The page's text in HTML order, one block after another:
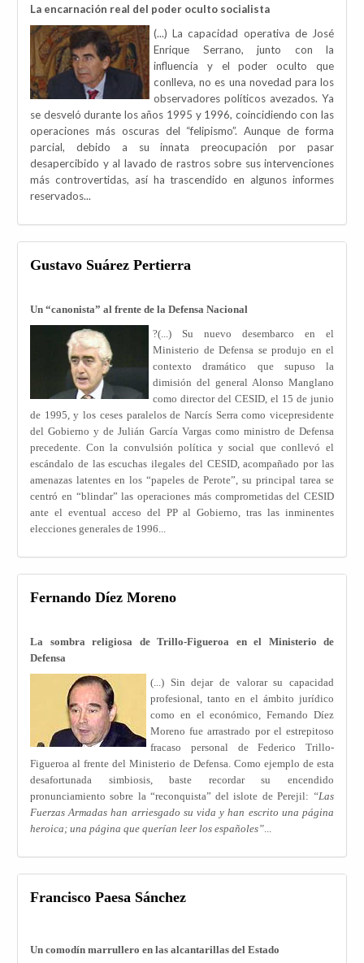
La encarnación real del poder oculto socialista
(...) La capacidad operativa de José
Enrique Serrano, junto con la
influencia y el poder oculto que
conlleva, no es una novedad para los
observadores políticos avezados. Ya
se desveló durante los años 1995 y 1996, coincidiendo con las
operaciones más oscuras del “felipismo”. Aunque de forma
parcial, debido a su innata preocupación por pasar
desapercibido y al lavado de rastros sobre sus intervenciones
más controvertidas, así ha trascendido en algunos informes
reservados...
Gustavo Suárez Pertierra
Un “canonista” al frente de la Defensa Nacional
?(...) Su nuevo desembarco en el
Ministerio de Defensa se produjo en el
contexto dramático que supuso la
dimisión del general Alonso Manglano
como director del CESID, el 15 de junio
de 1995, y los ceses paralelos de Narcís Serra como vicepresidente
del Gobierno y de Julián García Vargas como ministro de Defensa
precedente. Con la convulsión política y social que conllevó el
escándalo de las escuchas ilegales del CESID, acompañado por las
amenazas latentes en los “papeles de Perote”, su principal tarea se
centró en “blindar” las operaciones más comprometidas del CESID
ante el eventual acceso del PP al Gobierno, tras las inminentes
elecciones generales de 1996...
Fernando Díez Moreno
La sombra religiosa de Trillo-Figueroa en el Ministerio de
Defensa
(...) Sin dejar de valorar su capacidad
profesional, tanto en el ámbito jurídico
como en el económico, Fernando Díez
Moreno fue arrastrado por el estrepitoso
fracaso personal de Federico Trillo-
Figueroa al frente del Ministerio de Defensa. Como ejemplo de esta
desafortunada simbiosis, baste recordar su encendido
pronunciamiento sobre la “reconquista” del islote de Perejil: “Las
Fuerzas Armadas han arriesgado su vida y han escrito una página
heroica; una página que querían leer los españoles”...
Francisco Paesa Sánchez
Un comodín marrullero en las alcantarillas del Estado